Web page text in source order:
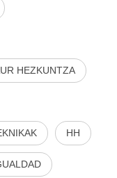
HEZKUNTZA
HH